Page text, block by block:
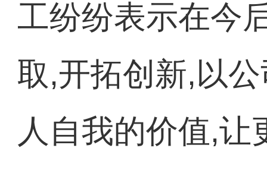
工纷纷表示在今
取,开拓创新,以
人自我的价值,让